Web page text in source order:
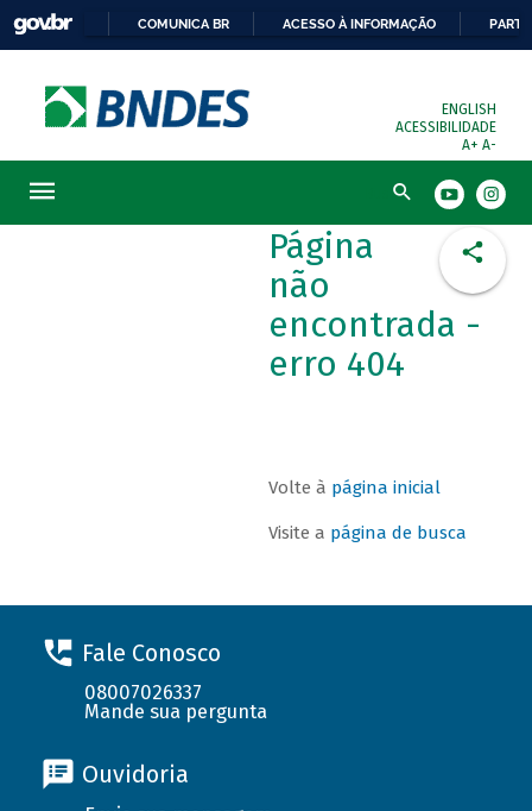
COMUNICA BR ACESSO À INFORMAÇÃO
ENGLISH
ACESSIBILIDADE
A+ A-
Busca
Página
não
encontrada -
erro 404
Volte à página inicial
Visite a página de busca
Fale Conosco
08007026337
Mande sua pergunta
Ouvidoria